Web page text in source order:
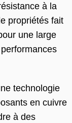
à la
propriétés fait
une large
technologie
en cuivre
à des